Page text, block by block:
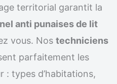
territorial garantit la
anti punaises de lit
vous. Nos techniciens
parfaitement les
: types d’habitations,